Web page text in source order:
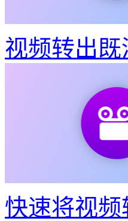
视频转出
快速将视频